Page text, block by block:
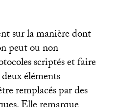
sur la manière dont
peut ou non
scriptés et faire
éléments
remplacés par des